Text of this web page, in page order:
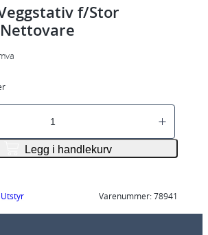
f/Stor
Legg i handlekurv
Utstyr Varenummer:78941